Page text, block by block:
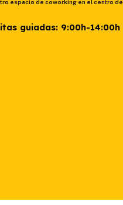
espacio de coworking en el centro
guiadas: 9:00h-14:00h